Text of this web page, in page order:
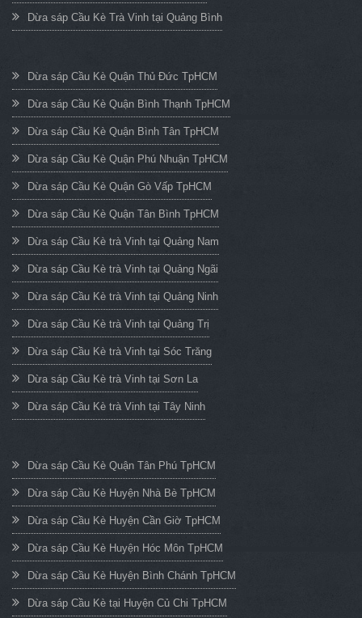
Dừa sáp Cầu Kè Trà Vinh tại Quảng Bình
Dừa sáp Cầu Kè Quận Thủ Đức TpHCM
Dừa sáp Cầu Kè Quận Bình Thạnh TpHCM
Dừa sáp Cầu Kè Quận Bình Tân TpHCM
Dừa sáp Cầu Kè Quận Phú Nhuận TpHCM
Dừa sáp Cầu Kè Quận Gò Vấp TpHCM
Dừa sáp Cầu Kè Quận Tân Bình TpHCM
Dừa sáp Cầu Kè trà Vinh tại Quảng Nam
Dừa sáp Cầu Kè trà Vinh tại Quảng Ngãi
Dừa sáp Cầu Kè trà Vinh tại Quảng Ninh
Dừa sáp Cầu Kè trà Vinh tại Quảng Trị
Dừa sáp Cầu Kè trà Vinh tại Sóc Trăng
Dừa sáp Cầu Kè trà Vinh tại Sơn La
Dừa sáp Cầu Kè trà Vinh tại Tây Ninh
Dừa sáp Cầu Kè Quận Tân Phú TpHCM
Dừa sáp Cầu Kè Huyện Nhà Bè TpHCM
Dừa sáp Cầu Kè Huyện Cần Giờ TpHCM
Dừa sáp Cầu Kè Huyện Hóc Môn TpHCM
Dừa sáp Cầu Kè Huyện Bình Chánh TpHCM
Dừa sáp Cầu Kè tại Huyện Củ Chi TpHCM